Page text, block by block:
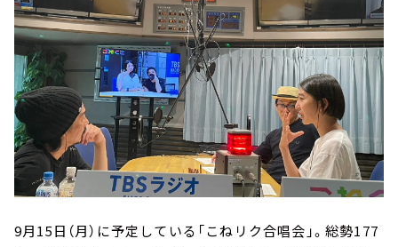
9月15日（月）に予定している「こねリク合唱会」。総勢177